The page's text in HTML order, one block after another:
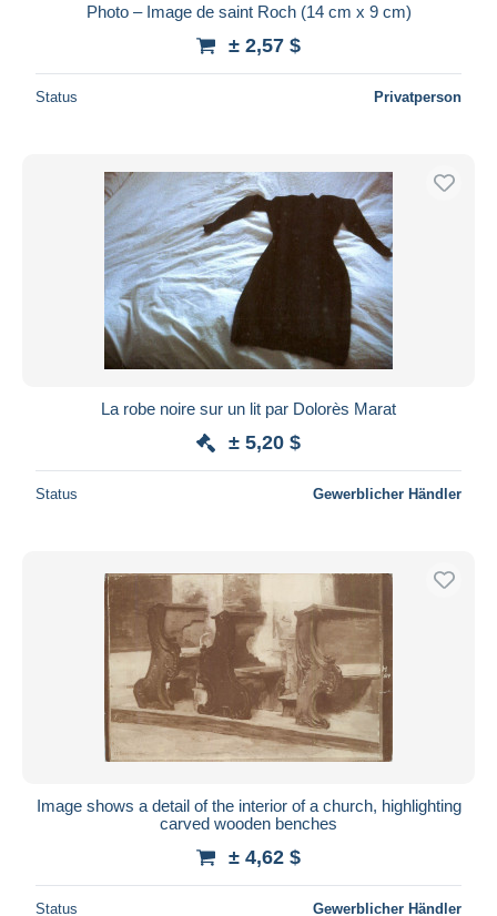
Photo – Image de saint Roch (14 cm x 9 cm)
± 2,57 $
Status Privatperson
La robe noire sur un lit par Dolorès Marat
± 5,20 $
Status Gewerblicher Händler
Image shows a detail of the interior of a church, highlighting
carved wooden benches
± 4,62 $
Status Gewerblicher Händler